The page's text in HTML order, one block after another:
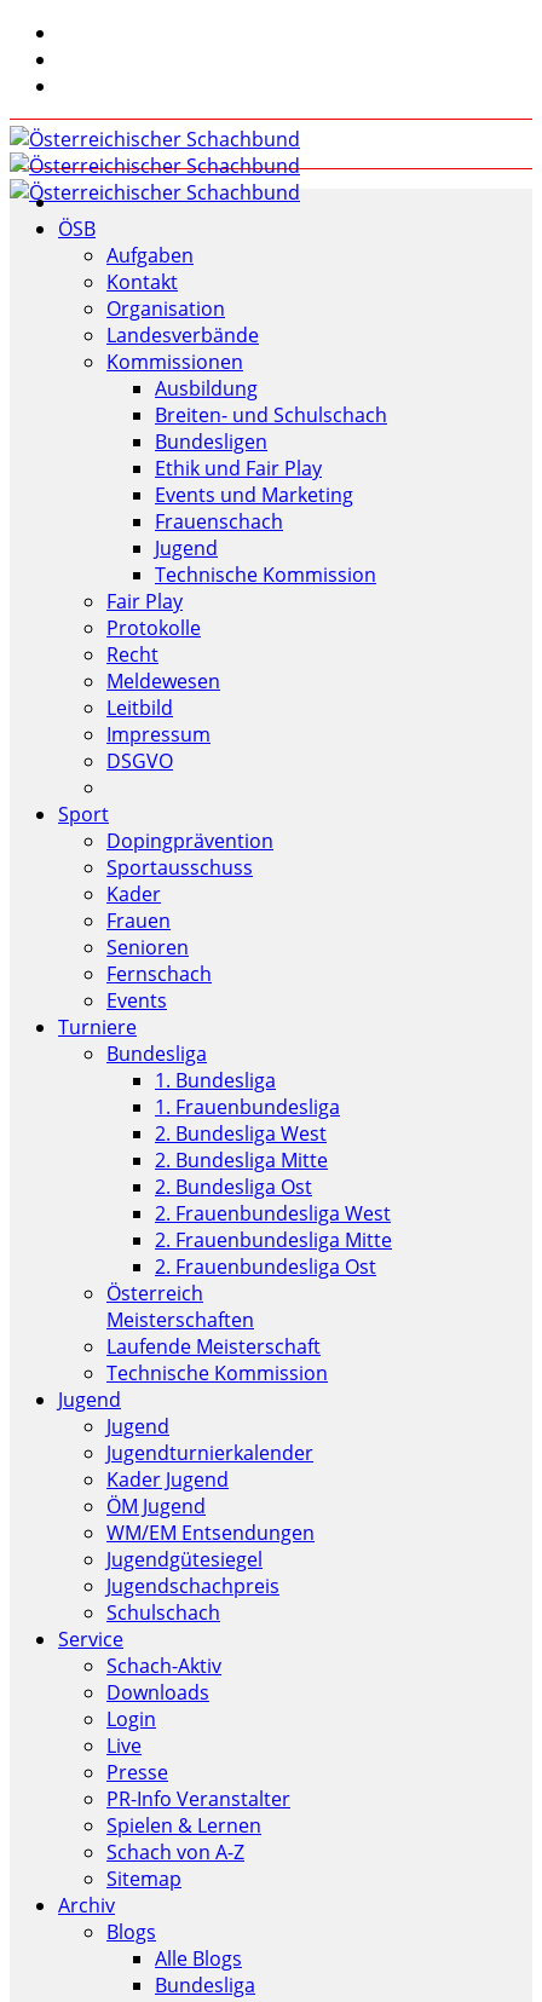
ÖSB
Aufgaben
Kontakt
Organisation
Landesverbände
Kommissionen
Ausbildung
Breiten- und Schulschach
Bundesligen
Ethik und Fair Play
Events und Marketing
Frauenschach
Jugend
Technische Kommission
Fair Play
Protokolle
Recht
Meldewesen
Leitbild
Impressum
DSGVO
Sport
Dopingprävention
Sportausschuss
Kader
Frauen
Senioren
Fernschach
Events
Turniere
Bundesliga
1. Bundesliga
1. Frauenbundesliga
2. Bundesliga West
2. Bundesliga Mitte
2. Bundesliga Ost
2. Frauenbundesliga West
2. Frauenbundesliga Mitte
2. Frauenbundesliga Ost
Österreich
Meisterschaften
Laufende Meisterschaft
Technische Kommission
Jugend
Jugend
Jugendturnierkalender
Kader Jugend
ÖM Jugend
WM/EM Entsendungen
Jugendgütesiegel
Jugendschachpreis
Schulschach
Service
Schach-Aktiv
Downloads
Login
Live
Presse
PR-Info Veranstalter
Spielen & Lernen
Schach von A-Z
Sitemap
Archiv
Blogs
Alle Blogs
Bundesliga